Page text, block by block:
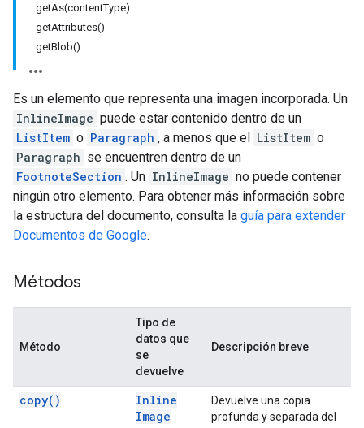
getAs(contentType)
getAttributes()
getBlob()
Es un elemento que representa una imagen incorporada. Un
InlineImage puede estar contenido dentro de un
ListItem o Paragraph , a menos que el ListItem o
Paragraph se encuentren dentro de un
FootnoteSection . Un InlineImage no puede contener
ningún otro elemento. Para obtener más información sobre
la estructura del documento, consulta la guía para extender
Documentos de Google.
Métodos
Método
Tipo de
datos que
se
devuelve
Descripción breve
copy( )
Inline
Image
Devuelve una copia
profunda y separada del